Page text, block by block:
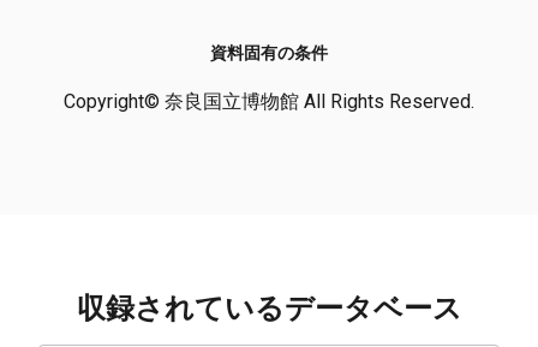
資料固有の条件
Copyright© 奈良国立博物館 All Rights Reserved.
収録されているデータベース